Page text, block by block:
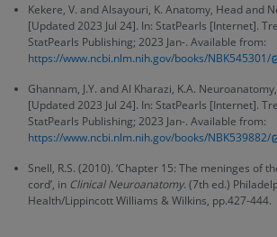
Kekere, V. and Alsayouri, K. Anatomy, Head and
[Updated 2023 Jul 24]. In: StatPearls [Internet].
StatPearls Publishing; 2023 Jan-. Available from:
https://www.ncbi.nlm.nih.gov/books/NBK545301/
Ghannam, J.Y. and Al Kharazi, K.A.
[Updated 2023 Jul 24]. In: StatPearls [Internet].
StatPearls Publishing; 2023 Jan-. Available from:
https://www.ncbi.nlm.nih.gov/books/NBK539882/
Snell, R.S. (2010). ‘Chapter 15: The meninges of
cord’, in Clinical Neuroanatomy. (7th ed.)
Health/Lippincott Williams & Wilkins, pp.427-444.